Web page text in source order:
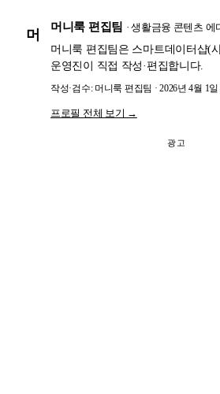
머
머니룩 편집팀 · 생활금융 콘텐츠 에
머니룩 편집팀은 스마트데이터샵(
운영진이 직접 작성·편집합니다.
작성·검수: 머니룩 편집팀 · 2026년 4월 1일
프로필 전체 보기 →
광고